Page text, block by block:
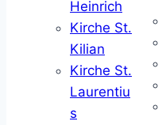
Heinrich
Kirche St.
Kilian
Kirche St.
Laurentiu
s